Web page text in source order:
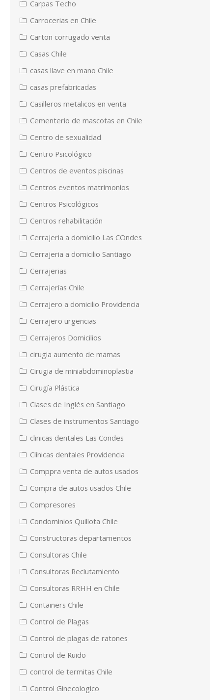
Carpas Techo
Carrocerias en Chile
Carton corrugado venta
Casas Chile
casas llave en mano Chile
casas prefabricadas
Casilleros metalicos en venta
Cementerio de mascotas en Chile
Centro de sexualidad
Centro Psicológico
Centros de eventos piscinas
Centros eventos matrimonios
Centros Psicológicos
Centros rehabilitación
Cerrajeria a domicilio Las COndes
Cerrajeria a domicilio Santiago
Cerrajerias
Cerrajerías Chile
Cerrajero a domicilio Providencia
Cerrajero urgencias
Cerrajeros Domicilios
cirugia aumento de mamas
Cirugia de miniabdominoplastia
Cirugía Plástica
Clases de Inglés en Santiago
Clases de instrumentos Santiago
clinicas dentales Las Condes
Clínicas dentales Providencia
Comppra venta de autos usados
Compra de autos usados Chile
Compresores
Condominios Quillota Chile
Constructoras departamentos
Consultoras Chile
Consultoras Reclutamiento
Consultoras RRHH en Chile
Containers Chile
Control de Plagas
Control de plagas de ratones
Control de Ruido
control de termitas Chile
Control Ginecologico